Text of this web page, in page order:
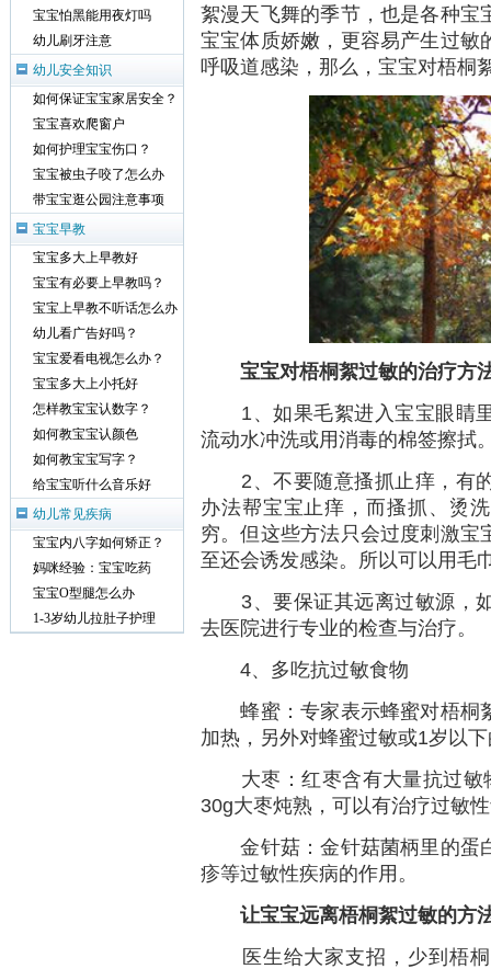
絮漫天飞舞的季节，也是各种宝
宝宝体质娇嫩，更容易产生过敏
呼吸道感染，那么，宝宝对梧桐
宝宝对梧桐絮过敏的治疗方
1、如果毛絮进入宝宝眼睛里
流动水冲洗或用消毒的棉签擦拭
2、不要随意搔抓止痒，有的
办法帮宝宝止痒，而搔抓、烫
穷。但这些方法只会过度刺激宝
至还会诱发感染。所以可以用毛
3、要保证其远离过敏源，如
去医院进行专业的检查与治疗。
4、多吃抗过敏食物
蜂蜜：专家表示蜂蜜对梧桐
加热，另外对蜂蜜过敏或1岁以
大枣：红枣含有大量抗过敏
30g大枣炖熟，可以有治疗过敏
金针菇：金针菇菌柄里的蛋
疹等过敏性疾病的作用。
让宝宝远离梧桐絮过敏的方
医生给大家支招，少到梧桐
宝宝怕黑能用夜灯吗
幼儿刷牙注意
幼儿安全知识
如何保证宝宝家居安全？
宝宝喜欢爬窗户
如何护理宝宝伤口？
宝宝被虫子咬了怎么办
带宝宝逛公园注意事项
宝宝早教
宝宝多大上早教好
宝宝有必要上早教吗？
宝宝上早教不听话怎么办
幼儿看广告好吗？
宝宝爱看电视怎么办？
宝宝多大上小托好
怎样教宝宝认数字？
如何教宝宝认颜色
如何教宝宝写字？
给宝宝听什么音乐好
幼儿常见疾病
宝宝内八字如何矫正？
妈咪经验：宝宝吃药
宝宝O型腿怎么办
1-3岁幼儿拉肚子护理